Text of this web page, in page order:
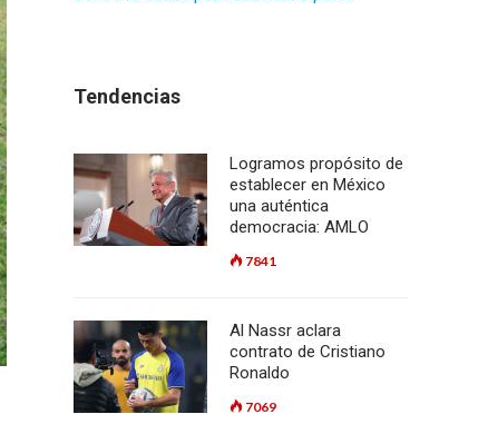
Tendencias
Logramos propósito de
establecer en México
una auténtica
democracia: AMLO
7841
Al Nassr aclara
contrato de Cristiano
Ronaldo
7069